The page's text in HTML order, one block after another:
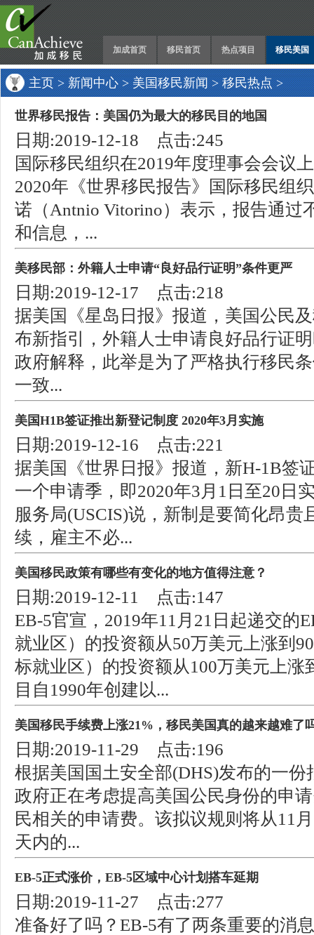
加成首页 移民首页 热点项目 移民美国
主页>新闻中心>美国移民新闻>移民热点>
世界移民报告：美国仍为最大的移民目的地国
日期:2019-12-18 点击:245
国际移民组织在2019年度理事会会议
2020年《世界移民报告》国际移民组
诺（Antnio Vitorino）表示，报告通过
和信息，...
美移民部：外籍人士申请“良好品行证明”条件更严
日期:2019-12-17 点击:218
据美国《星岛日报》报道，美国公民
布新指引，外籍人士申请良好品行证
政府解释，此举是为了严格执行移民
一致...
美国H1B签证推出新登记制度 2020年3月实施
日期:2019-12-16 点击:221
据美国《世界日报》报道，新H-1B签
一个申请季，即2020年3月1日至20日
服务局(USCIS)说，新制是要简化昂贵
续，雇主不必...
美国移民政策有哪些有变化的地方值得注意？
日期:2019-12-11 点击:147
EB-5官宣，2019年11月21日起递交的
就业区）的投资额从50万美元上涨到
标就业区）的投资额从100万美元上涨
目自1990年创建以...
美国移民手续费上涨21%，移民美国真的越来越难了
日期:2019-11-29 点击:196
根据美国国土安全部(DHS)发布的一
政府正在考虑提高美国公民身份的申
民相关的申请费。该拟议规则将从11
天内的...
EB-5正式涨价，EB-5区域中心计划搭车延期
日期:2019-11-27 点击:277
准备好了吗？EB-5有了两条重要的消